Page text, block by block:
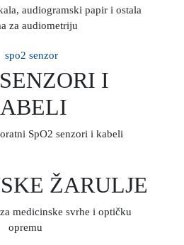
audiogramski papir i ostala
za audiometriju
I
SpO2 senzori i kabeli
ŽARULJE
medicinske svrhe i optičku
opremu